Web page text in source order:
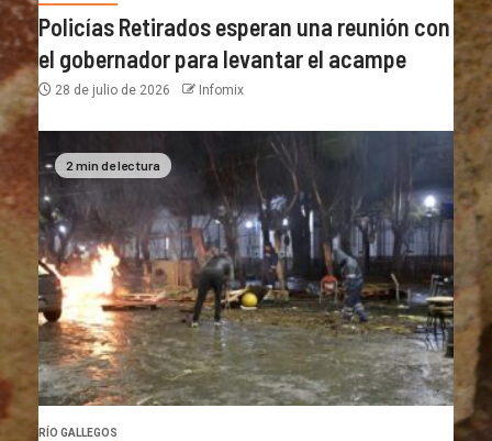
Policías Retirados esperan una reunión con
el gobernador para levantar el acampe
28 de julio de 2026 Infomix
2 min de lectura
RÍO GALLEGOS